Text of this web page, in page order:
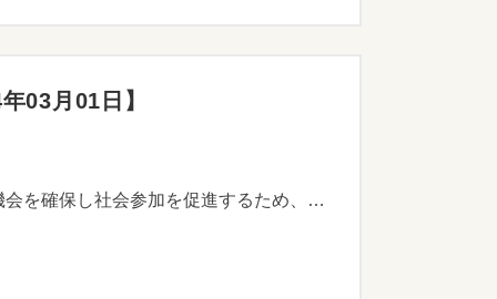
03月01日】
農業の新たな担い手を確保するとともに、高齢者・障がい者・生活困窮者・困難を抱える若者等の就労機会を確保し社会参加を促進するため、福祉施設等と連携する農業者を支援します。